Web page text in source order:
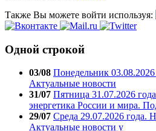
Также Вы можете войти используя:
Одной строкой
03/08 Понедельник 03.08.2026
Актуальные новости
31/07 Пятница 31.07.2026
энергетика России и мира.
29/07 Среда 29.07.2026 года.
Актуальные новости у